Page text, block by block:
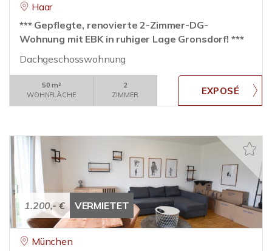
Haar
*** Gepflegte, renovierte 2-Zimmer-DG-
Wohnung mit EBK in ruhiger Lage Gronsdorf! ***
Dachgeschosswohnung
50 m²
WOHNFLÄCHE
2
ZIMMER
1.200,- € VERMIETET
München